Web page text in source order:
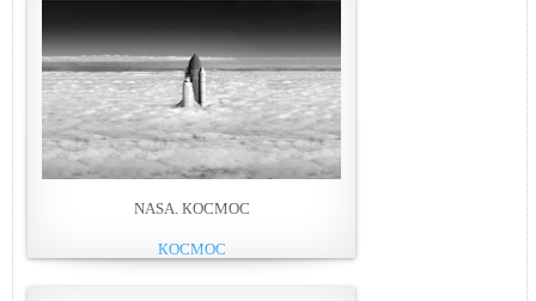
NASA. КОСМОС
КОСМОС